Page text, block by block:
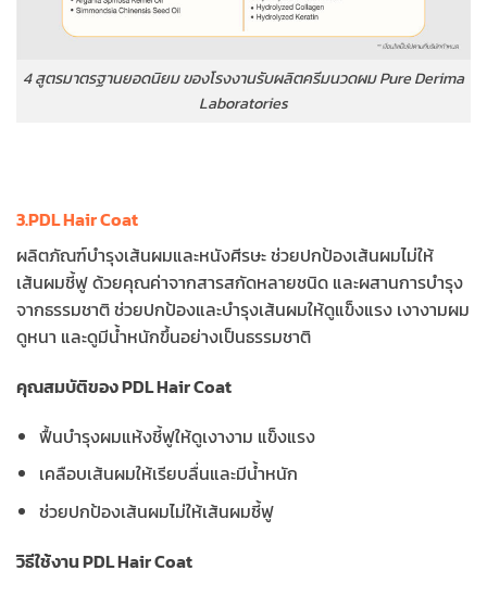
4 สูตรมาตรฐานยอดนิยม ของโรงงานรับผลิตครีมนวดผม Pure Derima
Laboratories
3.PDL Hair Coat
ผลิตภัณฑ์บำรุงเส้นผมและหนังศีรษะ ช่วยปกป้องเส้นผมไม่ให้
เส้นผมชี้ฟู ด้วยคุณค่าจากสารสกัดหลายชนิด และผสานการบำรุง
จากธรรมชาติ ช่วยปกป้องและบำรุงเส้นผมให้ดูแข็งแรง เงางามผม
ดูหนา และดูมีน้ำหนักขึ้นอย่างเป็นธรรมชาติ
คุณสมบัติของ PDL Hair Coat
ฟื้นบำรุงผมแห้งชี้ฟูให้ดูเงางาม แข็งแรง
เคลือบเส้นผมให้เรียบลื่นและมีน้ำหนัก
ช่วยปกป้องเส้นผมไม่ให้เส้นผมชี้ฟู
วิธีใช้งาน PDL Hair Coat